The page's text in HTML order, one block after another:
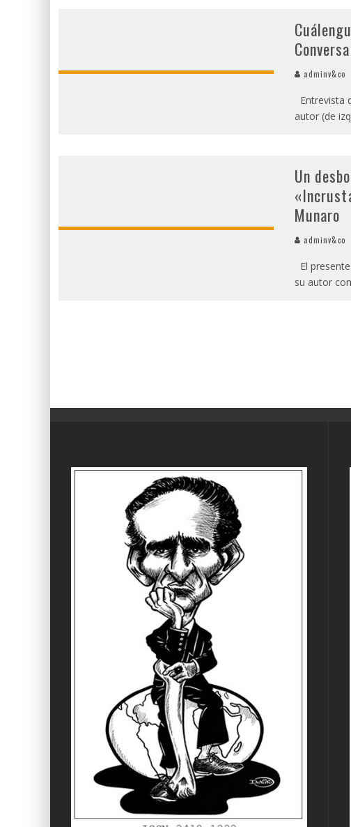
adminv&co
Entrevista
autor (de
Un
Munaro
adminv&co
El
su autor